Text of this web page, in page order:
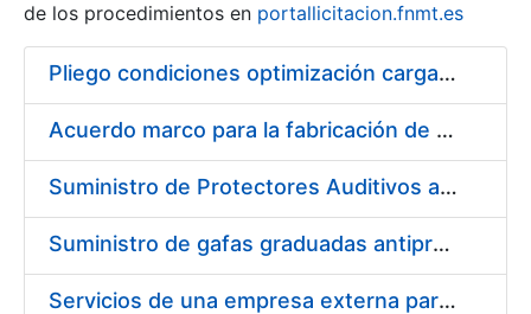
de los procedimientos en portallicitacion.fnmt.es
Pliego condiciones optimización cargas compras firmado
Acuerdo marco para la fabricación de piezas
Suministro de Protectores Auditivos a medida para las personas trabajadoras de los Centros de Trabajo de Madrid y Burgos
Suministro de gafas graduadas antiproyecciones para los trabajadores de la FNMT-RCM en los centros de trabajo de Madrid y Burgos
Servicios de una empresa externa para el asesoramiento y resolución de los recursos de alzada que se presentan relacionados con procesos de selección para la FNMT-RCM